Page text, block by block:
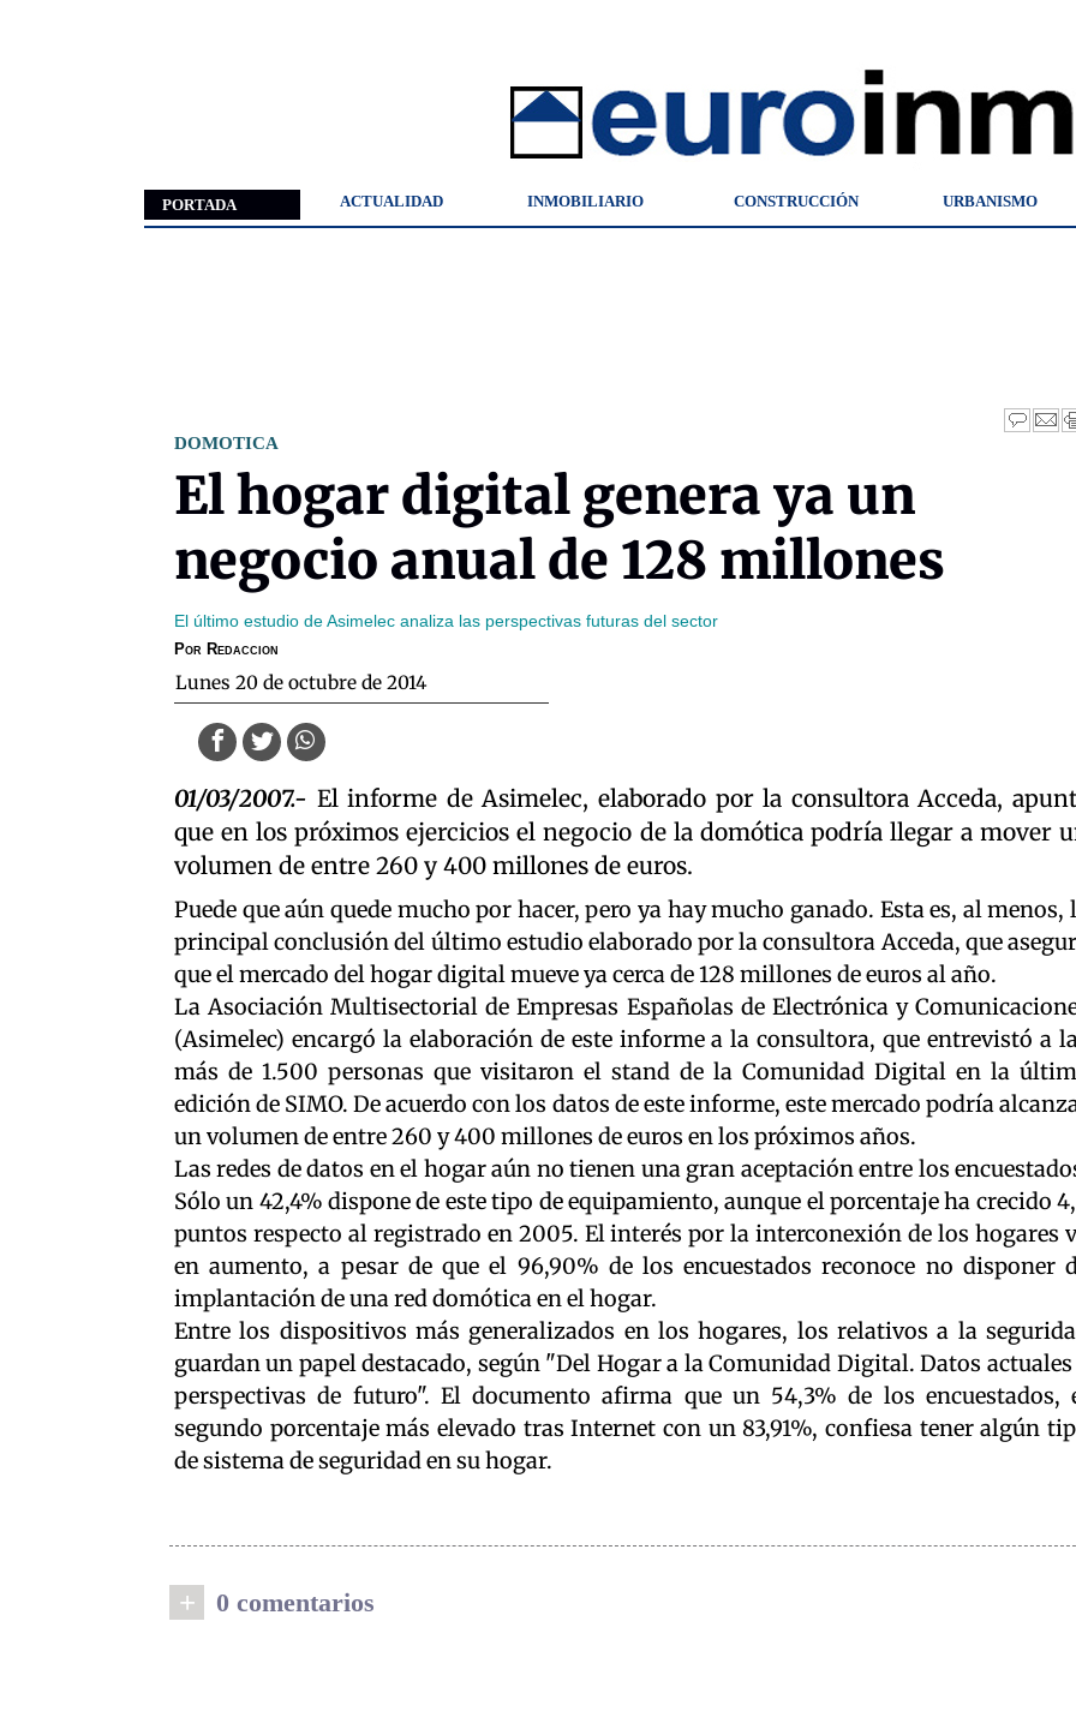
PORTADA ACTUALIDAD INMOBILIARIO CONSTRUCCIÓN URBANISMO
DOMOTICA
El hogar digital genera ya un
negocio anual de 128 millones
El último estudio de Asimelec analiza las perspectivas futuras del sector
Por Redaccion
lunes 20 de octubre de 2014
01/03/2007.- El informe de Asimelec, elaborado por la consultora Acceda,
que en los próximos ejercicios el negocio de la domótica podría llegar a mover
volumen de entre 260 y 400 millones de euros.
Puede que aún quede mucho por hacer, pero ya hay mucho ganado. Esta es, al menos,
principal conclusión del último estudio elaborado por la consultora Acceda, que
que el mercado del hogar digital mueve ya cerca de 128 millones de euros al año.
La Asociación Multisectorial de Empresas Españolas de Electrónica y
(Asimelec) encargó la elaboración de este informe a la consultora, que entrevistó a
más de 1.500 personas que visitaron el stand de la Comunidad Digital en la
edición de SIMO. De acuerdo con los datos de este informe, este mercado podría
un volumen de entre 260 y 400 millones de euros en los próximos años.
Las redes de datos en el hogar aún no tienen una gran aceptación entre los
Sólo un 42,4% dispone de este tipo de equipamiento, aunque el porcentaje ha crecido
puntos respecto al registrado en 2005. El interés por la interconexión de los hogares
en aumento, a pesar de que el 96,90% de los encuestados reconoce no disponer
implantación de una red domótica en el hogar.
Entre los dispositivos más generalizados en los hogares, los relativos a la
guardan un papel destacado, según "Del Hogar a la Comunidad Digital. Datos actuales
perspectivas de futuro". El documento afirma que un 54,3% de los encuestados,
segundo porcentaje más elevado tras Internet con un 83,91%, confiesa tener algún
de sistema de seguridad en su hogar.
+ 0 comentarios